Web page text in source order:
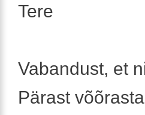
Tere
Vabandust, et
Pärast